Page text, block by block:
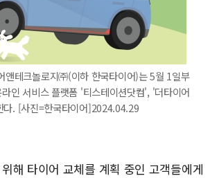
테크놀로지㈜(이하 한국타이어)는 5월 1일부
인 서비스 플랫폼 '티스테이션닷컴', '더타이어
다. [사진=한국타이어]2024.04.29
해 타이어 교체를 계획 중인 고객들에게